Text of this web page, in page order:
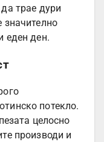
трае дури
значително
еден ден.
потекло.
целосно
производи и